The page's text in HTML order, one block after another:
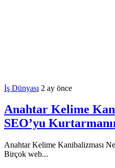
İş Dünyası 2 ay önce
Anahtar Kelime
SEO’yu
Anahtar Kelime Kanibalizması
Birçok web...